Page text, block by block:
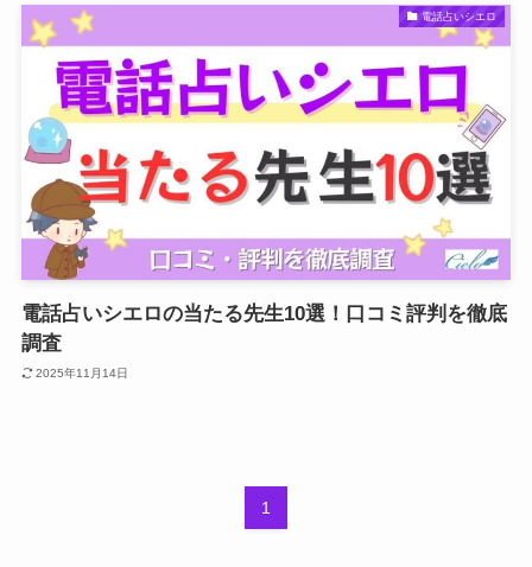
電話占いシエロ
電話占いシエロの当たる先生10選！口コミ評判を徹底
調査
2025年11月14日
1